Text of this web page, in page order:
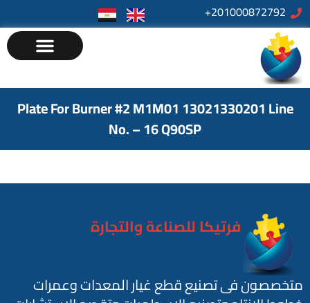
201000872792+
Plate For Burner #2 M1M01 13021330201 Line
No. – 16 Q90SP
فرتيكا للصناعة والتجارة
متخصصون فى تصنيع قطع غيار المعدات وعمرات